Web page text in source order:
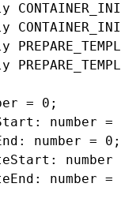
= 0 ;
: number =
: number = 0 ;
: number
: number =